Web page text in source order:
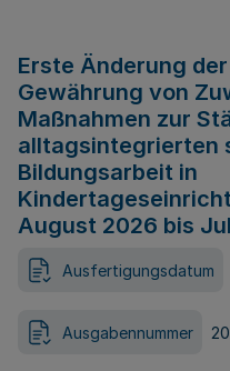
Erste Änderung
Gewährung von
Maßnahmen zur
alltagsintegrierten
Bildungsarbeit in
August 2026 bis
Ausfertigungsdatum
Ausgabennummer